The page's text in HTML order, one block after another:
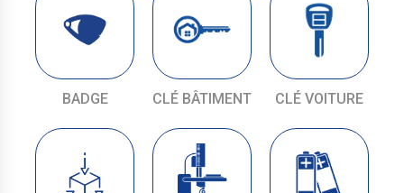
BADGE CLÉ BÂTIMENT CLÉ VOITURE